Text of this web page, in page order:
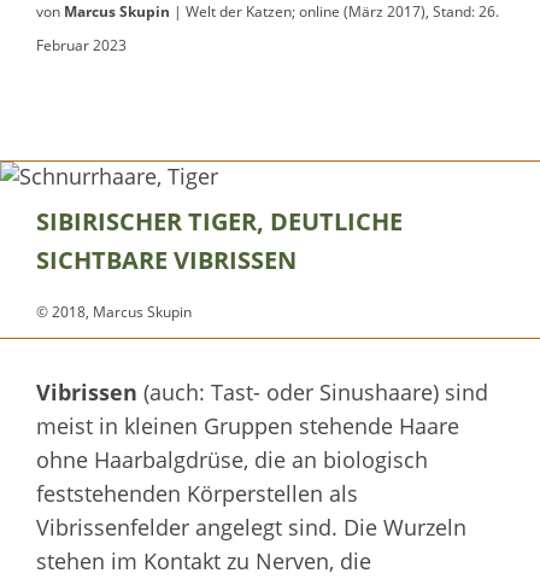
von Marcus Skupin | Welt der Katzen; online (März 2017), Stand: 26.
Februar 2023
SIBIRISCHER TIGER, DEUTLICHE
SICHTBARE VIBRISSEN
© 2018, Marcus Skupin
Vibrissen (auch: Tast- oder Sinushaare) sind
meist in kleinen Gruppen stehende Haare
ohne Haarbalgdrüse, die an biologisch
feststehenden Körperstellen als
Vibrissenfelder angelegt sind. Die Wurzeln
stehen im Kontakt zu Nerven, die